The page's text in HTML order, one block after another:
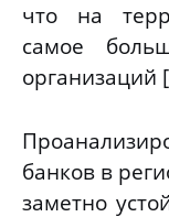
что на
самое
организаций
банков в
заметно